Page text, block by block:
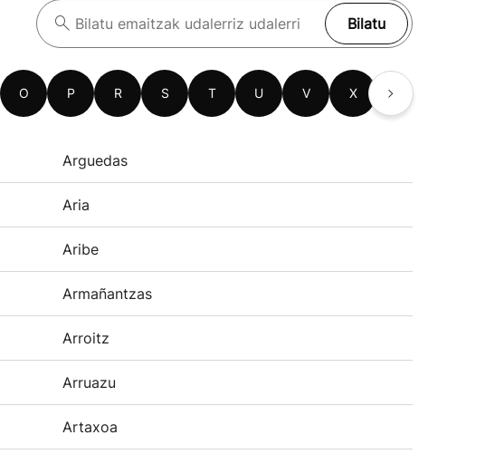
Bilatu
O P R S T U V X
Arguedas
Aria
Aribe
Armañantzas
Arroitz
Arruazu
Artaxoa